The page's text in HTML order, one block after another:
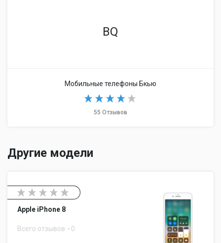
BQ
Мобильные телефоны Бкью
55 Отзывов
Другие модели
Apple iPhone 8
Всего отзывов 0